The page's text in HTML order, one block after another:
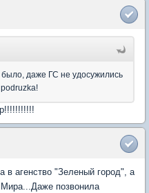
было, даже ГС не удосужились
в агенство "Зеленый город", а
позвонила